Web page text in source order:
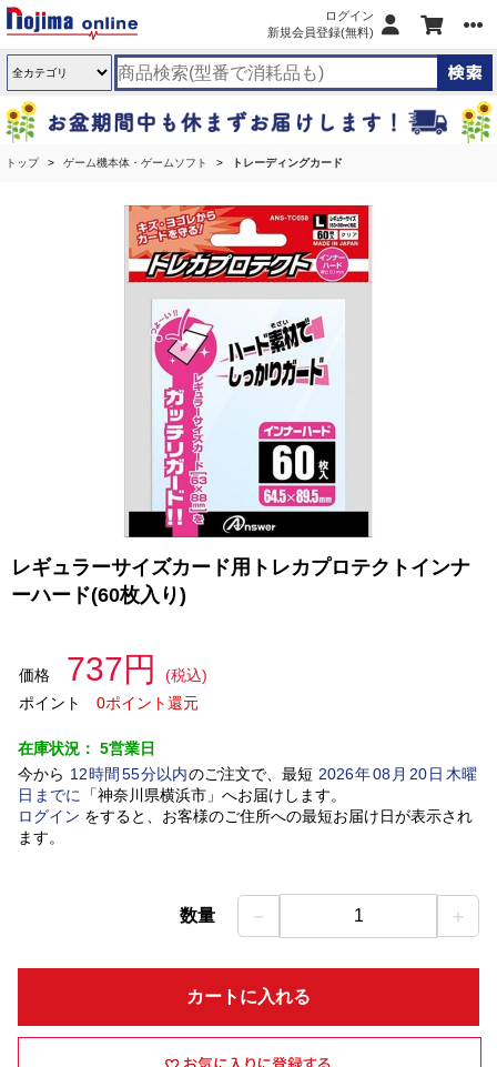
ログイン
新規会員登録(無料)
トップ ゲーム機本体・ゲームソフト トレーディングカード
レギュラーサイズカード用トレカプロテクトインナ
ーハード(60枚入り)
価格 737円
(税込)
ポイント
0ポイント還元
在庫状況： 5営業日
今から 12時間 55分以内のご注文で、最短 2026年08 月 20日木曜
日 までに 「神奈川県横浜市」 へお届けします。
ログイン をすると、お客様のご住所への最短お届け日が表示され
ます。
数量 － 1 ＋
カートに入れる